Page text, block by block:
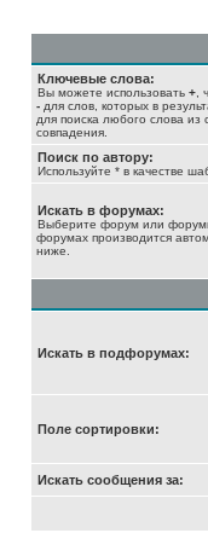
Ключевые слова:
Вы можете использовать + ,
- для слов, которых в
для поиска любого слова из
совпадения.
Поиск по автору:
Используйте * в качестве
Искать в форумах:
Выберите форум или
форумах производится
ниже.
Искать в подфорумах:
Поле сортировки:
Искать сообщения за: